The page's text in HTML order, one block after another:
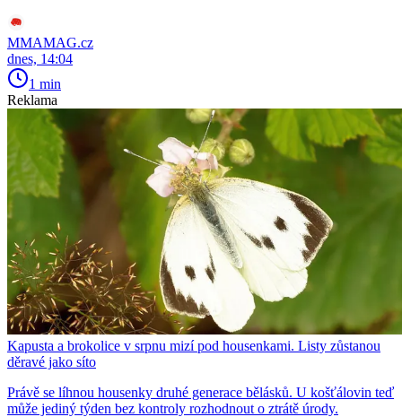
MMAMAG.cz
dnes, 14:04
1 min
Reklama
Kapusta a brokolice v srpnu mizí pod housenkami. Listy zůstanou
děravé jako síto
Právě se líhnou housenky druhé generace bělásků. U košťálovin teď
může jediný týden bez kontroly rozhodnout o ztrátě úrody.